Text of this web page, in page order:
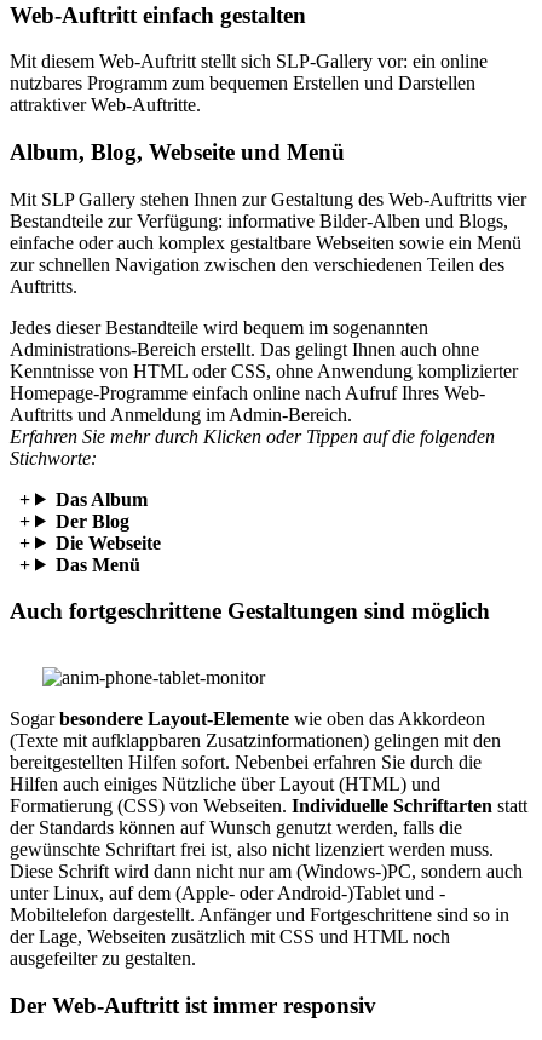
Web-Auftritt einfach gestalten
Mit diesem Web-Auftritt stellt sich SLP-Gallery vor: ein online
nutzbares Programm zum bequemen Erstellen und Darstellen
attraktiver Web-Auftritte.
Album, Blog, Webseite und Menü
Mit SLP Gallery stehen Ihnen zur Gestaltung des Web-Auftritts vier
Bestandteile zur Verfügung: informative Bilder-Alben und Blogs,
einfache oder auch komplex gestaltbare Webseiten sowie ein Menü
zur schnellen Navigation zwischen den verschiedenen Teilen des
Auftritts.
Jedes dieser Bestandteile wird bequem im sogenannten
Administrations-Bereich erstellt. Das gelingt Ihnen auch ohne
Kenntnisse von HTML oder CSS, ohne Anwendung komplizierter
Homepage-Programme einfach online nach Aufruf Ihres Web-
Auftritts und Anmeldung im Admin-Bereich.
Erfahren Sie mehr durch Klicken oder Tippen auf die folgenden
Stichworte:
Das Album
Der Blog
Die Webseite
Das Menü
Auch fortgeschrittene Gestaltungen sind möglich
Sogarbesondere Layout-Elemente wie oben das Akkordeon
(Texte mit aufklappbaren Zusatzinformationen) gelingen mit den
bereitgestellten Hilfen sofort. Nebenbei erfahren Sie durch die
Hilfen auch einiges Nützliche über Layout (HTML) und
Formatierung (CSS) von Webseiten. Individuelle Schriftarten statt
der Standards können auf Wunsch genutzt werden, falls die
gewünschte Schriftart frei ist, also nicht lizenziert werden muss.
Diese Schrift wird dann nicht nur am (Windows-)PC, sondern auch
unter Linux, auf dem (Apple- oder Android-)Tablet und -
Mobiltelefon dargestellt. Anfänger und Fortgeschrittene sind so in
der Lage, Webseiten zusätzlich mit CSS und HTML noch
ausgefeilter zu gestalten.
Der Web-Auftritt ist immer responsiv